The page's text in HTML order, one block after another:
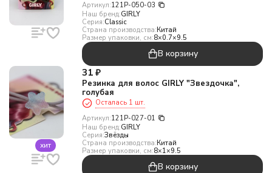
Артикул:121P-050-03
Наш бренд:GIRLY
Серия:Classic
Страна производства:Китай
Размер упаковки, см:8×0.7×9.5
В корзину
хит
31 ₽
Резинка для волос GIRLY "Звездочка",
голубая
Осталась 1 шт.
Артикул:121P-027-01
Наш бренд:GIRLY
Серия:Звёзды
Страна производства:Китай
Размер упаковки, см:8×1×9.5
В корзину